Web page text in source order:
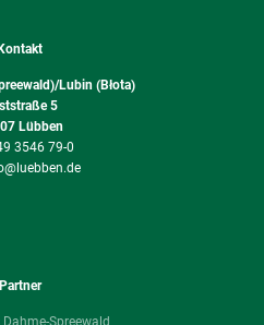
Lubin (Błota)
5
Lübben
3546 79-0
Partner
Spreewald